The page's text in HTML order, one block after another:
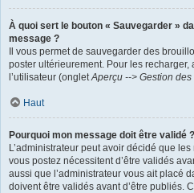
À quoi sert le bouton « Sauvegarder »
message ?
Il vous permet de sauvegarder des
poster ultérieurement. Pour les
l’utilisateur (ongletAperçu --> Gestion
Haut
Pourquoi mon message doit être validé ?
L’administrateur peut avoir décidé que
vous postez nécessitent d’être validés
aussi que l’administrateur vous ait placé
doivent être validés avant d’être publiés.